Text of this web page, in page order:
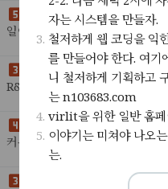
식은 7천만원이 올랐다가 다시
글 광고를 끊은
일어날때가 되어서 꾸게된 꿈
일어날때가 다 되어서야 꿈을
속에서 만난건 처음이지 싶다.
며 살짝 고개를 숙이고 사업이
R&D 비용이 너무 많이 들어가
것도 아니다. 아직은 때가 아닌
트해 보고 싶은 아이디어가 떠올
에펨코리아
커뮤니티에 영향을 받고 있다.
노가 내게도 전해지는 것을 느
이다.내 감정의 움직임을 유심히
실제로는 조금 더 회색에 가
자는 시스템을 만들자.
철저하게 웹 코딩을 익
를 만들어야 한다. 여기
니 철저하게 기획하고
는 n103683.com
virlit을 위한 일반 홈페
이야기는 미쳐야 나오
는.